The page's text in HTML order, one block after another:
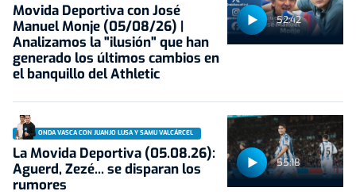
52:42
Movida Deportiva con José
Manuel Monje (05/08/26) |
Analizamos la "ilusión" que han
generado los últimos cambios en
el banquillo del Athletic
55:18
ONDA VASCA CON JUANJO LUSA Y SAMU VALCÁRCEL
La Movida Deportiva (05.08.26):
Aguerd, Zezé... se disparan los
rumores